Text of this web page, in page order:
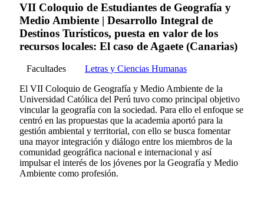
VII Coloquio de Estudiantes de Geografía y
Medio Ambiente | Desarrollo Integral de
Destinos Turísticos, puesta en valor de los
recursos locales: El caso de Agaete (Canarias)
Facultades
Letras y Ciencias Humanas
El VII Coloquio de Geografía y Medio Ambiente de la
Universidad Católica del Perú tuvo como principal objetivo
vincular la geografía con la sociedad. Para ello el enfoque se
centró en las propuestas que la academia aportó para la
gestión ambiental y territorial, con ello se busca fomentar
una mayor integración y diálogo entre los miembros de la
comunidad geográfica nacional e internacional y así
impulsar el interés de los jóvenes por la Geografía y Medio
Ambiente como profesión.